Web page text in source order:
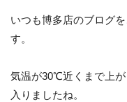
いつも博多店のブログ
す。
気温が30℃近くまで上
入りましたね。